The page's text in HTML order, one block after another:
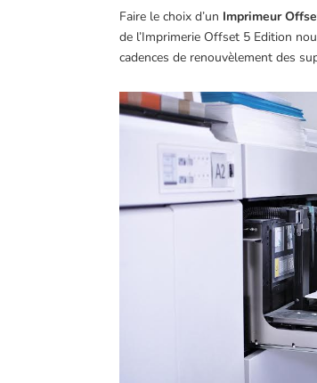
Faire le choix d’un Imprimeur
de l’Imprimerie Offset 5 Edition
cadences de renouvèlement des